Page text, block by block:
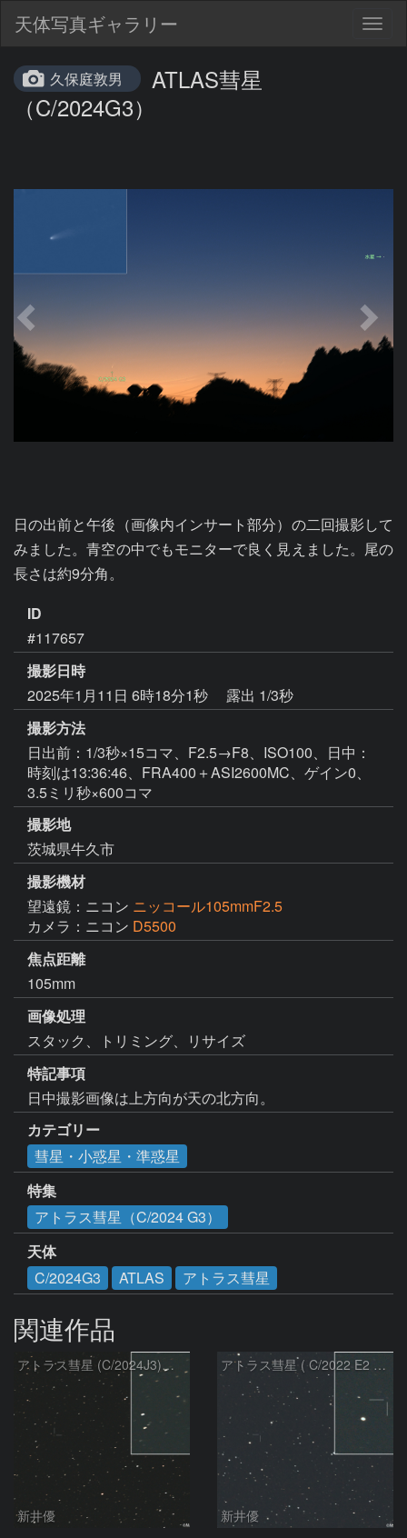
天体写真ギャラリー
久保庭敦男
ATLAS彗星
（C/2024G3）
日の出前と午後（画像内インサート部分）の二回撮影して
みました。青空の中でもモニターで良く見えました。尾の
長さは約9分角。
ID
#117657
撮影日時
2025年1月11日 6時18分1秒
露出 1/3秒
撮影方法
日出前：1/3秒×15コマ、F2.5→F8、ISO100、日中：
時刻は13:36:46、FRA400＋ASI2600MC、ゲイン0、
3.5ミリ秒×600コマ
撮影地
茨城県牛久市
撮影機材
望遠鏡：ニコン ニッコール105mmF2.5
カメラ：ニコン D5500
焦点距離
105mm
画像処理
スタック、トリミング、リサイズ
特記事項
日中撮影画像は上方向が天の北方向。
カテゴリー
彗星・小惑星・準惑星
特集
アトラス彗星（C/2024 G3）
天体
C/2024G3
ATLAS アトラス彗星
関連作品
アトラス彗星 (C/2024J3)：2026/08/05
新井優
アトラス彗星 ( C/2022 E2 )：2026/07/27
新井優